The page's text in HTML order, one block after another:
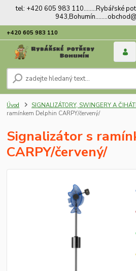
tel: +420 605 983 110........Rybářské
+420 605 983 110
Úvod SIGNALIZÁTORY, SWINGERY A
ramínkem Delphin CARPY/červený/
Signalizátor s
CARPY/červený/